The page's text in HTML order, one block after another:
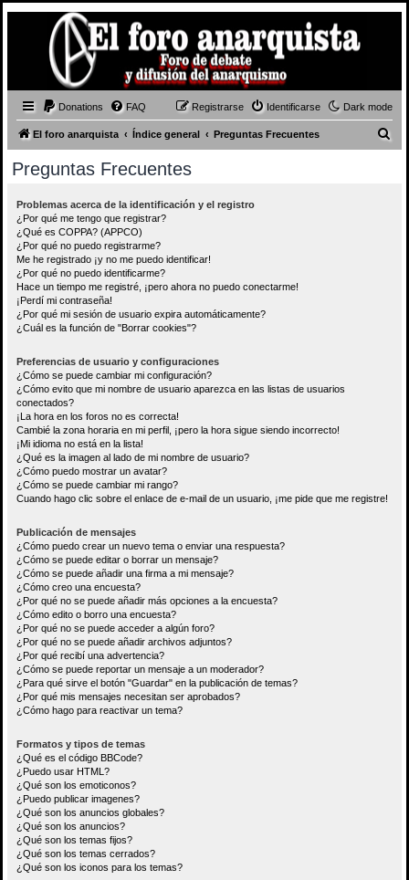
Dark mode
Donations FAQ Identificarse
Registrarse
El foro anarquista Índice general Preguntas Frecuentes
Preguntas Frecuentes
Problemas acerca de la identificación y el registro
¿Por qué me tengo que registrar?
¿Qué es COPPA? (APPCO)
¿Por qué no puedo registrarme?
Me he registrado ¡y no me puedo identificar!
¿Por qué no puedo identificarme?
Hace un tiempo me registré, ¡pero ahora no puedo conectarme!
¡Perdí mi contraseña!
¿Por qué mi sesión de usuario expira automáticamente?
¿Cuál es la función de "Borrar cookies"?
Preferencias de usuario y configuraciones
¿Cómo se puede cambiar mi configuración?
¿Cómo evito que mi nombre de usuario aparezca en las listas de usuarios
conectados?
¡La hora en los foros no es correcta!
Cambié la zona horaria en mi perfil, ¡pero la hora sigue siendo incorrecto!
¡Mi idioma no está en la lista!
¿Qué es la imagen al lado de mi nombre de usuario?
¿Cómo puedo mostrar un avatar?
¿Cómo se puede cambiar mi rango?
Cuando hago clic sobre el enlace de e-mail de un usuario, ¡me pide que me registre!
Publicación de mensajes
¿Cómo puedo crear un nuevo tema o enviar una respuesta?
¿Cómo se puede editar o borrar un mensaje?
¿Cómo se puede añadir una firma a mi mensaje?
¿Cómo creo una encuesta?
¿Por qué no se puede añadir más opciones a la encuesta?
¿Cómo edito o borro una encuesta?
¿Por qué no se puede acceder a algún foro?
¿Por qué no se puede añadir archivos adjuntos?
¿Por qué recibí una advertencia?
¿Cómo se puede reportar un mensaje a un moderador?
¿Para qué sirve el botón "Guardar" en la publicación de temas?
¿Por qué mis mensajes necesitan ser aprobados?
¿Cómo hago para reactivar un tema?
Formatos y tipos de temas
¿Qué es el código BBCode?
¿Puedo usar HTML?
¿Qué son los emoticonos?
¿Puedo publicar imagenes?
¿Qué son los anuncios globales?
¿Qué son los anuncios?
¿Qué son los temas fijos?
¿Qué son los temas cerrados?
¿Qué son los iconos para los temas?